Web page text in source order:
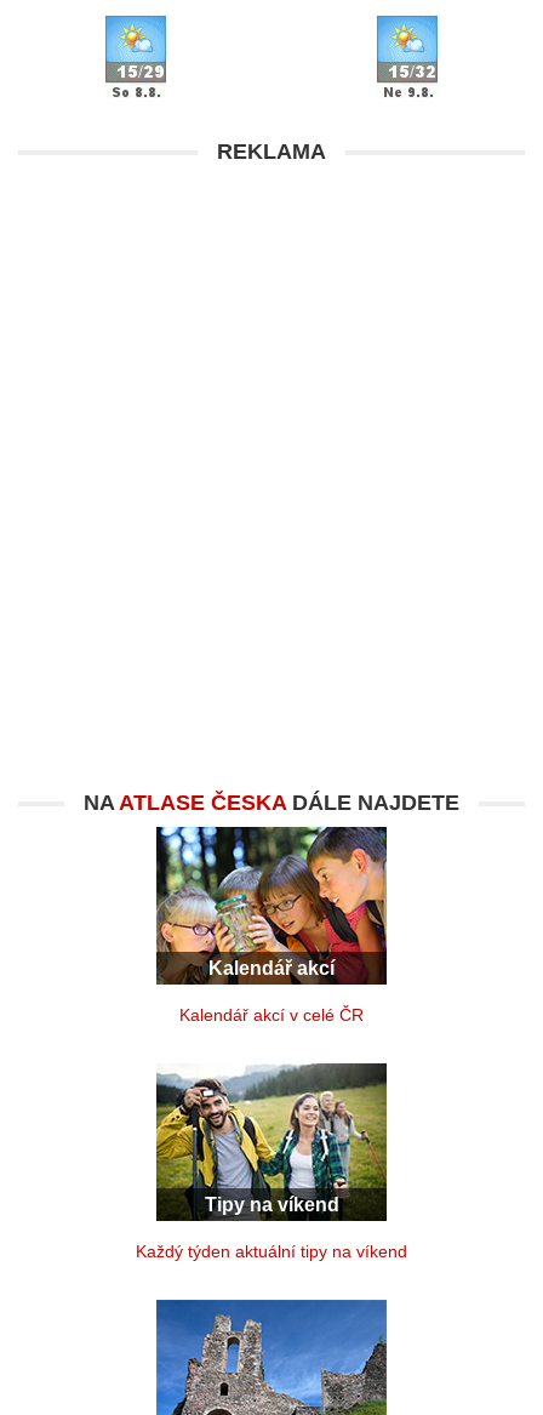
REKLAMA
NAATLASE ČESKADÁLE NAJDETE
Kalendář akcí
Kalendář akcí v celé ČR
Tipy na víkend
Každý týden aktuální tipy na víkend